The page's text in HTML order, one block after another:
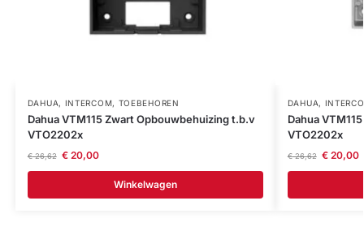
DAHUA, INTERCOM, TOEBEHOREN
Dahua VTM115 Zwart Opbouwbehuizing t.b.v
VTO2202x
€26,62 €20,00
Winkelwagen
DAHUA,
Dahua
VTO2202x
€26,62 €20,00